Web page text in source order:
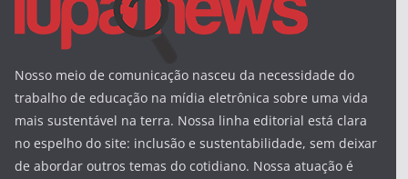
Nosso meio de comunicação nasceu da necessidade do
trabalho de educação na mídia eletrônica sobre uma vida
mais sustentável na terra. Nossa linha editorial está clara
no espelho do site: inclusão e sustentabilidade, sem deixar
de abordar outros temas do cotidiano. Nossa atuação é